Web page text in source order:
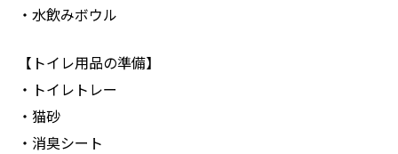
・水飲みボウル
【トイレ用品の準備】
・トイレトレー
・猫砂
・消臭シート